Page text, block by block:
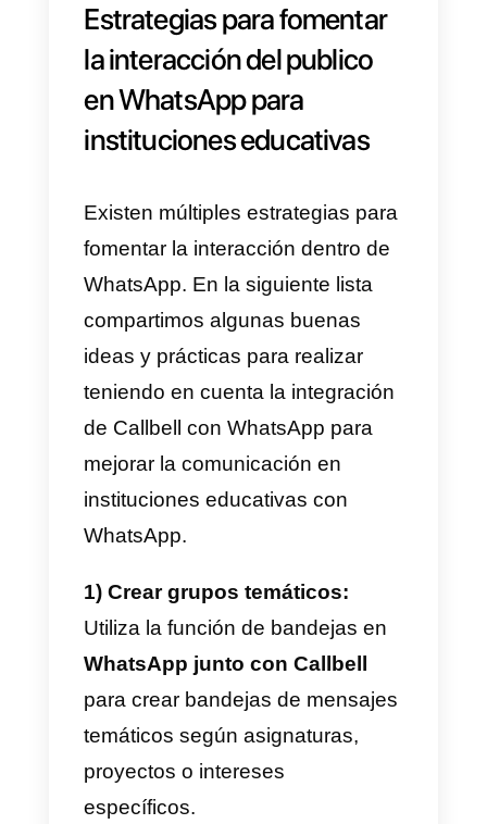
5) Proporcionar
retroalimentación oportuna
6) Integración de WhatsApp
7) Atención multicanal
simplificada
8) Automatización y
rápidas
Beneficios de utilizar
WhatsApp como
herramienta para
instituciones educativas
En primer lugar, proporciona una
comunicación instantánea y
accesible entre profesores,